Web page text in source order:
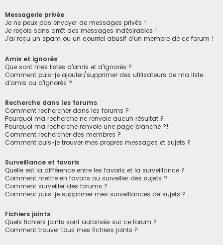
Messagerie privée
Je ne peux pas envoyer de messages privés !
Je reçois sans arrêt des messages indésirables !
J’ai reçu un spam ou un courriel abusif d’un membre de ce forum !
Amis et ignorés
Que sont mes listes d’amis et d’ignorés ?
Comment puis-je ajouter/supprimer des utilisateurs de ma liste
d’amis ou d’ignorés ?
Recherche dans les forums
Comment rechercher dans les forums ?
Pourquoi ma recherche ne renvoie aucun résultat ?
Pourquoi ma recherche renvoie une page blanche ?!
Comment rechercher des membres ?
Comment puis-je trouver mes propres messages et sujets ?
Surveillance et favoris
Quelle est la différence entre les favoris et la surveillance ?
Comment mettre en favoris ou surveiller des sujets ?
Comment surveiller des forums ?
Comment puis-je supprimer mes surveillances de sujets ?
Fichiers joints
Quels fichiers joints sont autorisés sur ce forum ?
Comment trouver tous mes fichiers joints ?